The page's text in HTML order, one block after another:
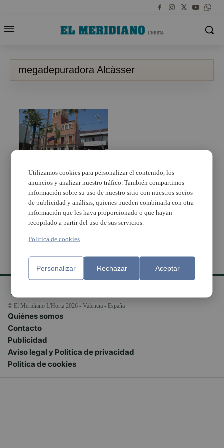
megadepuradora Alcàsser
acepta la denuncia
presentada por la
asociacion de Alcàsser
«No a la
megadepuradora»
© El Meridiano L'Horta 2026 - Valencia - España
Quiénes somos
Contacto
Publicidad
Aviso legal y Política de privacidad
Política de cookies
Utilizamos cookies para personalizar el contenido, los
anuncios y analizar nuestro tráfico. También compartimos
información sobre su uso de nuestro sitio con nuestros socios
de publicidad y análisis, quienes pueden combinarla con otra
información que les haya proporcionado o que hayan
recopilado a partir del uso de sus servicios.
Política de cookies
Personalizar Rechazar Aceptar